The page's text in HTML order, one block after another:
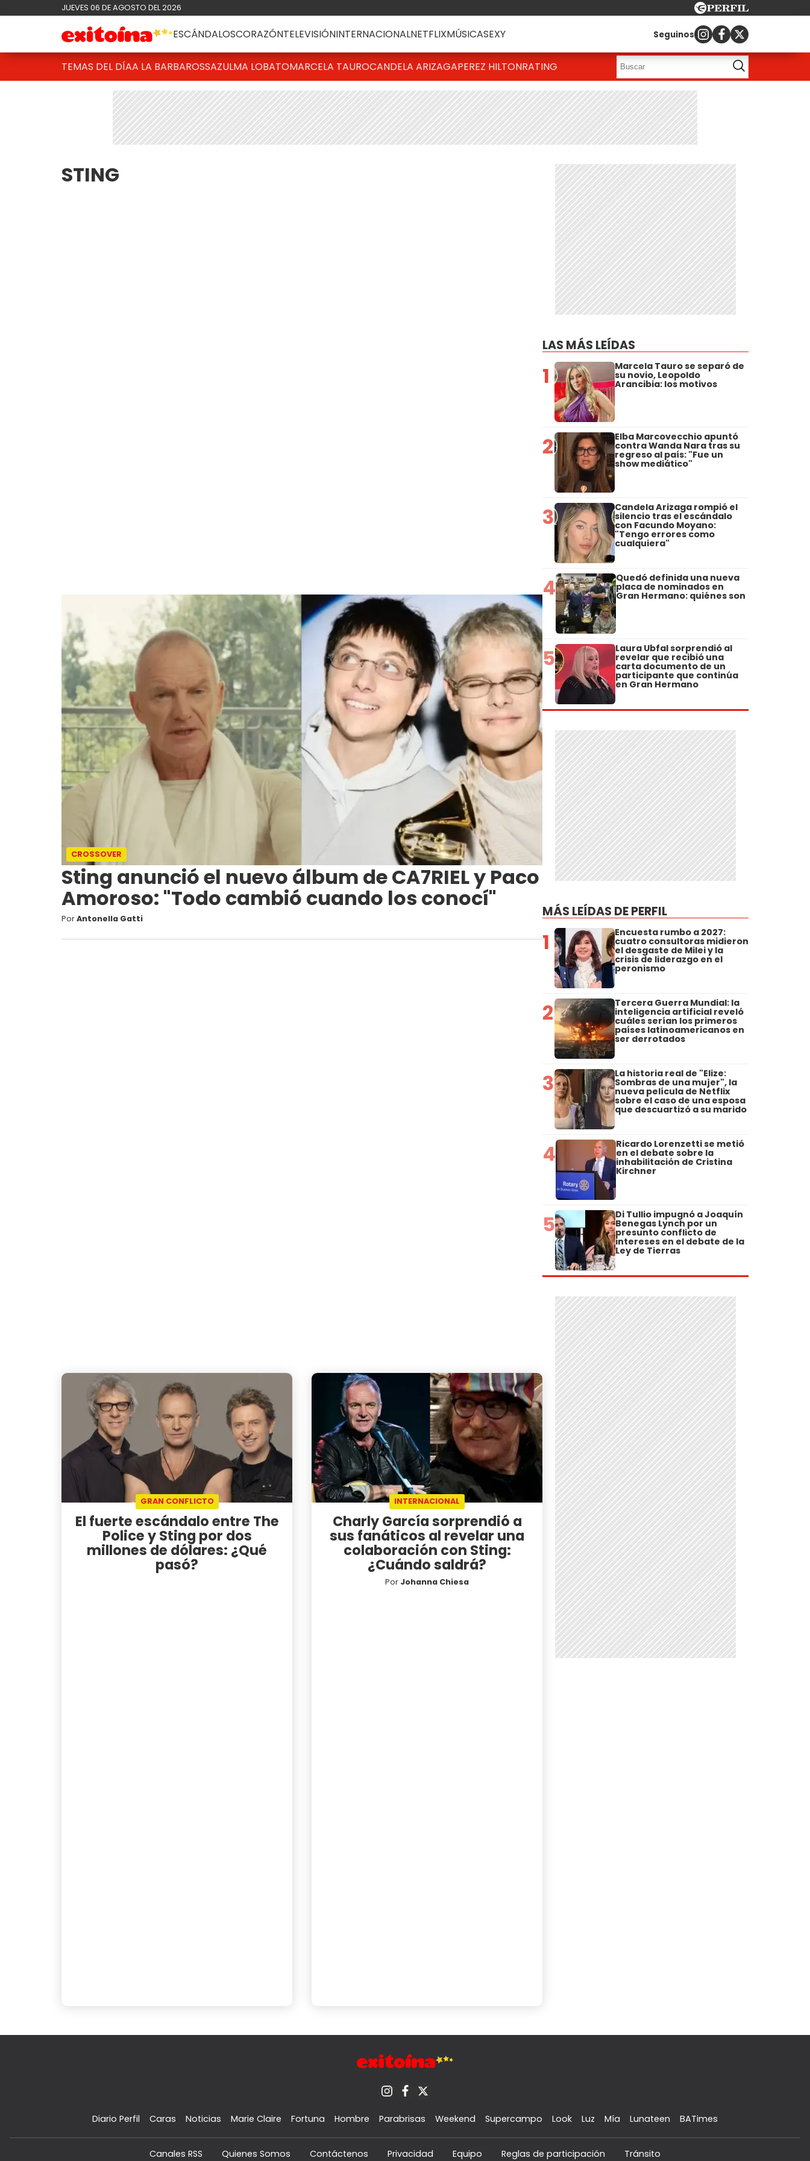
JUEVES 06 DE AGOSTO DEL 2026
ESCÁNDALOSCORAZÓNTELEVISIÓNINTERNACIONALNETFLIXMÚSICASEXY Seguinos
TEMAS DEL DÍAA LA BARBAROSSAZULMA LOBATOMARCELA TAUROCANDELA ARIZAGAPEREZ HILTONRATING
STING
CROSSOVER
Sting anunció el nuevo álbum de CA7RIEL y Paco
Amoroso: "Todo cambió cuando los conocí"
PorAntonella Gatti
GRAN CONFLICTO
El fuerte escándalo entre The
Police y Sting por dos
millones de dólares: ¿Qué
pasó?
INTERNACIONAL
Charly García sorprendió a
sus fanáticos al revelar una
colaboración con Sting:
¿Cuándo saldrá?
Por Johanna Chiesa
LAS MÁS LEÍDAS
1 Marcela Tauro se separó de
su novio, Leopoldo
Arancibia: los motivos
2 Elba Marcovecchio apuntó
contra Wanda Nara tras su
regreso al país: "Fue un
show mediático"
3 Candela Arizaga rompió el
silencio tras el escándalo
con Facundo Moyano:
"Tengo errores como
cualquiera"
4 Quedó definida una nueva
placa de nominados en
Gran Hermano: quiénes son
5 Laura Ubfal sorprendió al
revelar que recibió una
carta documento de un
participante que continúa
en Gran Hermano
MÁS LEÍDAS DE PERFIL
1 Encuesta rumbo a 2027:
cuatro consultoras midieron
el desgaste de Milei y la
crisis de liderazgo en el
peronismo
2 Tercera Guerra Mundial: la
inteligencia artificial reveló
cuáles serían los primeros
países latinoamericanos en
ser derrotados
3 La historia real de "Elize:
Sombras de una mujer", la
nueva película de Netflix
sobre el caso de una esposa
que descuartizó a su marido
4 Ricardo Lorenzetti se metió
en el debate sobre la
inhabilitación de Cristina
Kirchner
5 Di Tullio impugnó a Joaquín
Benegas Lynch por un
presunto conflicto de
intereses en el debate de la
Ley de Tierras
Diario Perfil Caras Noticias Marie Claire Fortuna Hombre Parabrisas Weekend Supercampo Look Luz Mía Lunateen BATimes
Canales RSS Quienes Somos Contáctenos Privacidad Equipo Reglas de participación Tránsito